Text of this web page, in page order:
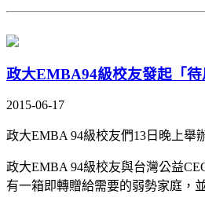
政大EMBA94級校友發起「
2015-06-17
政大EMBA 94級校友們13日晚上舉
政大EMBA 94級校友與台灣公益
有一箱即轉贈給需要的弱勢家庭，